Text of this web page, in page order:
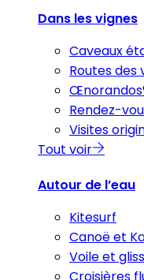
Dans les vignes
Caveaux
Routes des
Rendez-
Visites
Tout voir
Autour de l’eau
Kitesurf
Canoë et
Voile et
Croisières